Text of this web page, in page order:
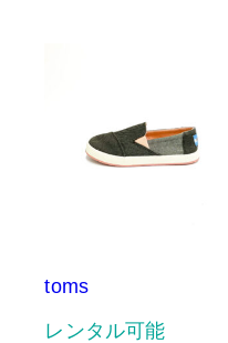
toms
レンタル可能